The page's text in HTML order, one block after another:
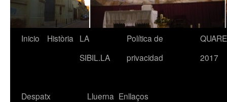
Inicio Història
LA
SIBIL.LA
Política de
privacidad
2017
Despatx
Lluerna Enllaços